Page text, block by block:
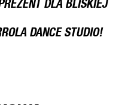
DANCE STUDIO!